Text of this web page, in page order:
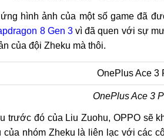
hình ảnh của một số game đã
8 Gen 3vì đã quen với sự
của đội Zheku mà thôi.
OnePlus Ace 3
trước đó của Liu Zuohu, OPPO sẽ
của nhóm Zheku là liên lạc với các